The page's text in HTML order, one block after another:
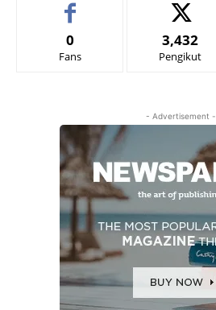
0
Fans
3,432
Pengikut
- Advertisement -